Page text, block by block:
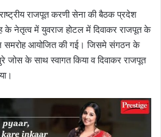
राजपूत करणी सेना की बैठक प्रदेश
के नेतृत्व में युवराज होटल में दिवाकर राजपूत के
समरोह आयोजित की गई। जिसमे संगठन के
जोस के साथ स्वागत किया व दिवाकर राजपूत